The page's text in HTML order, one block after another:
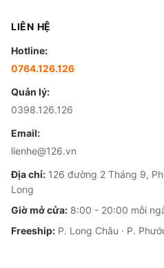
LIÊN HỆ
Hotline:
0764.126.126
Quản lý:
0398.126.126
Email:
lienhe@126.vn
Địa chỉ: 126 đường 2 Tháng 9,
Long
Giờ mở cửa: 8:00 - 20:00 mỗi
Freeship: P. Long Châu · P.